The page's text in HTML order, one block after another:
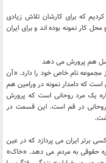
که برای کارشان تلاش زیادی
کار نمونه بوده اند و برای ایران
هم پرورش می دهد
نام خاص خود را دارد. «آن
است که دامدار نمونه در ورامین هم
یک مرد روحانی است که پرورش
روحانی در قم است. این قسمت در
برتر ایران می پردازد که در عین
حقوقی به مردم می دهد. «خاک»